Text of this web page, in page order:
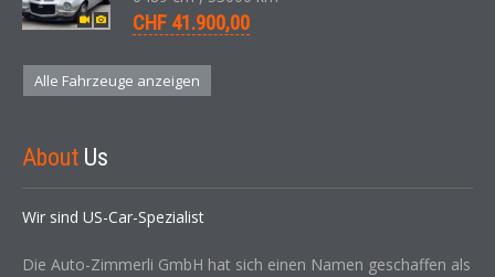
CHF 41.900,00
Alle Fahrzeuge anzeigen
About Us
Wir sind US-Car-Spezialist
Die Auto-Zimmerli GmbH hat sich einen Namen geschaffen als